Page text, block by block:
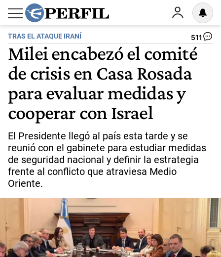
TRAS EL ATAQUE IRANÍ 511
Milei encabezó el comité
de crisis en Casa Rosada
para evaluar medidas y
cooperar con Israel
El Presidente llegó al país esta tarde y se
reunió con el gabinete para estudiar medidas
de seguridad nacional y definir la estrategia
frente al conflicto que atraviesa Medio
Oriente.